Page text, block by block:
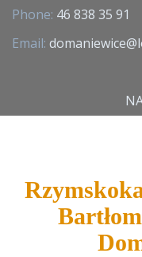
Phone: 46 838 35 91
Email: